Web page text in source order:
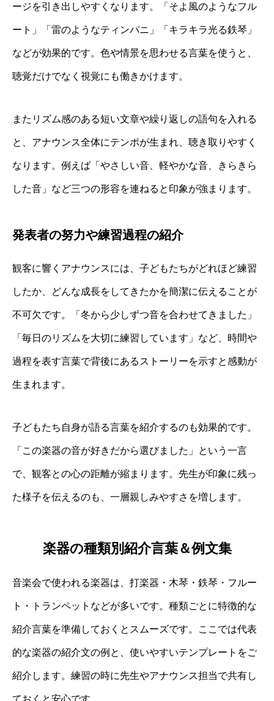
ージを引き出しやすくなります。「そよ風のようなフル
ート」「雷のようなティンパニ」「キラキラ光る鉄琴」
などが効果的です。色や情景を思わせる言葉を使うと、
聴覚だけでなく視覚にも働きかけます。
またリズム感のある短い文章や繰り返しの語句を入れる
と、アナウンス全体にテンポが生まれ、聴き取りやすく
なります。例えば「やさしい音、軽やかな音、きらきら
した音」など三つの形容を連ねると印象が強まります。
発表者の努力や練習過程の紹介
観客に響くアナウンスには、子どもたちがどれほど練習
したか、どんな成長をしてきたかを簡潔に伝えることが
不可欠です。「冬から少しずつ音を合わせてきました」
「毎日のリズムを大切に練習しています」など、時間や
過程を表す言葉で背後にあるストーリーを示すと感動が
生まれます。
子どもたち自身が語る言葉を紹介するのも効果的です。
「この楽器の音が好きだから選びました」という一言
で、観客との心の距離が縮まります。先生が印象に残っ
た様子を伝えるのも、一層親しみやすさを増します。
楽器の種類別紹介言葉＆例文集
音楽会で使われる楽器は、打楽器・木琴・鉄琴・フルー
ト・トランペットなどが多いです。種類ごとに特徴的な
紹介言葉を準備しておくとスムーズです。ここでは代表
的な楽器の紹介文の例と、使いやすいテンプレートをご
紹介します。練習の時に先生やアナウンス担当で共有し